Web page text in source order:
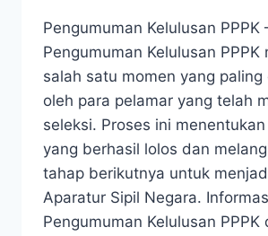
Pengumuman Kelulusan PPPK
Pengumuman Kelulusan PPPK
salah satu momen yang paling
oleh para pelamar yang telah
seleksi. Proses ini
yang berhasil lolos dan
tahap berikutnya untuk
Aparatur Sipil Negara.
Pengumuman Kelulusan PPPK